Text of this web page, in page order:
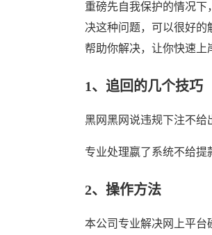
重磅先自我保护的情况
决这种问题，可以很好的
帮助你解决，让你快速上
1、追回的几个技巧
黑网黑网说违规下注不给
专业处理嬴了系统不给提
2、操作方法
本公司专业解决网上平台